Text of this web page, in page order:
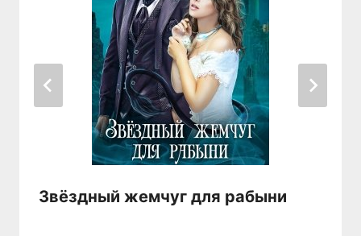
Звёздный жемчуг для рабыни